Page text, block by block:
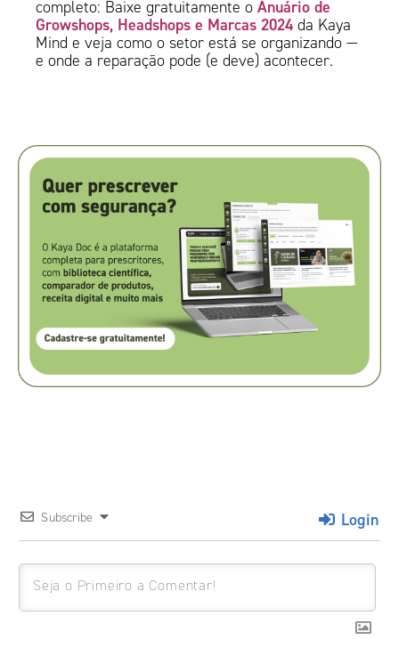
completo: Baixe gratuitamente oAnuário de
Growshops, Headshops e Marcas 2024 da Kaya
Mind e veja como o setor está se organizando —
e onde a reparação pode (e deve) acontecer.
Subscribe Login